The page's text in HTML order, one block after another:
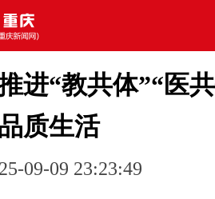
进“教共体”“医
质生活
09-09 23:23:49